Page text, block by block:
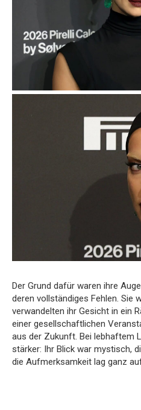
Der Grund dafür waren ihre
deren vollständiges Fehlen. Sie
verwandelten ihr Gesicht in ein
einer gesellschaftlichen
aus der Zukunft. Bei lebhaftem
stärker: Ihr Blick war mystisch,
die Aufmerksamkeit lag ganz